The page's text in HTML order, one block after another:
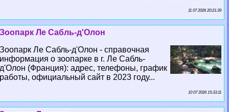
11 07 2026 20:21:39
Зоопарк Ле Сабль-д'Олон
Зоопарк Ле Сабль-д'Олон - справочная
информация о зоопарке в г. Ле Сабль-
д'Олон (Франция): адрес, телефоны, график
работы, официальный сайт в 2023 году...
10 07 2026 15:33:11